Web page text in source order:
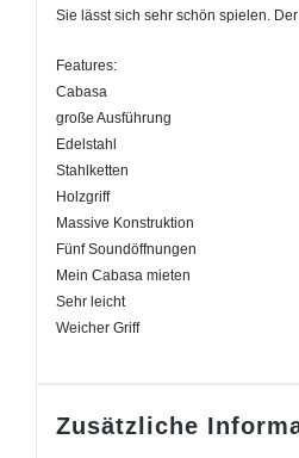
Sie lässt sich sehr schön spielen.
Features:
Cabasa
große Ausführung
Edelstahl
Stahlketten
Holzgriff
Massive Konstruktion
Fünf Soundöffnungen
Mein Cabasa mieten
Sehr leicht
Weicher Griff
Zusätzliche